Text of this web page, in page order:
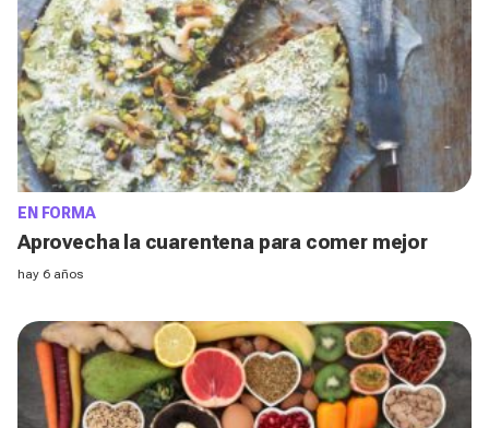
EN FORMA
Aprovecha la cuarentena para comer mejor
hay 6 años